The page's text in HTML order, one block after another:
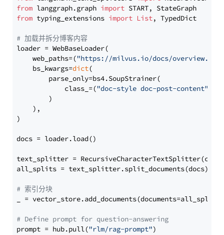
from langgraph.graph import
from typing_extensions import List, TypedDict
# 加载并拆分博客内容
loader = WebBaseLoader(
    web_paths=(
"https://milvus.io/docs/overview.md"
    bs_kwargs=
dict(
        parse_only=bs4.SoupStrainer(
            class_=(
"doc-style doc-post-content"
        )
    ),
)
docs = loader.load()
text_splitter =
all_splits = text_splitter.split_documents(docs)
# 索引分块
_ = vector_store.add_documents(documents=all_splits)
# Define prompt for question-answering
prompt = hub.pull("rlm/rag-prompt")